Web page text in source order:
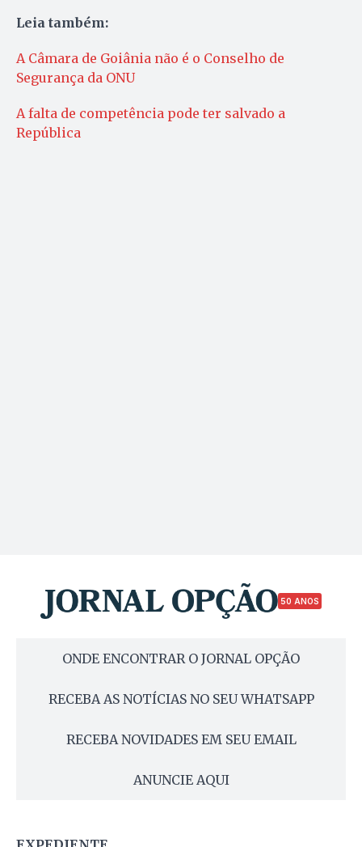
Leia também:
A Câmara de Goiânia não é o Conselho de
Segurança da ONU
A falta de competência pode ter salvado a
República
50 ANOS
ONDE ENCONTRAR O JORNAL OPÇÃO
RECEBA AS NOTÍCIAS NO SEU WHATSAPP
RECEBA NOVIDADES EM SEU EMAIL
ANUNCIE AQUI